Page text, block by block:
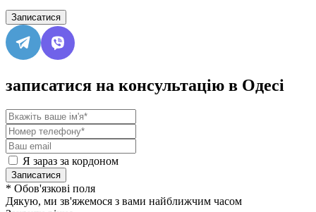
Записатися
записатися на консультацію в Одесі
Я зараз за кордоном
Записатися
* Обов'язкові поля
Дякую, ми зв'яжемося з вами найближчим часом